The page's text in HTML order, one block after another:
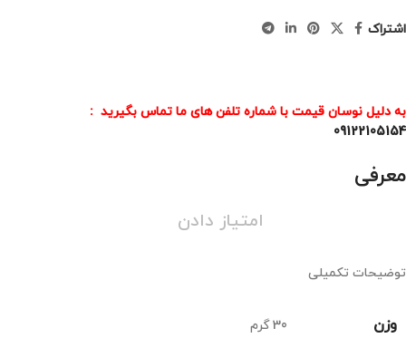
اشتراک
به دلیل نوسان قیمت با شماره تلفن های ما تماس بگیرید :
09122105154
معرفی
امتیاز دادن
توضیحات تکمیلی
وزن 30 گرم